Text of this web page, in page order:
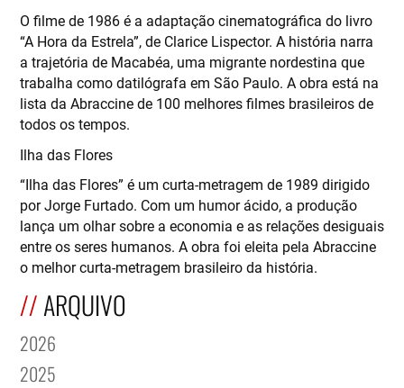
O filme de 1986 é a adaptação cinematográfica do livro
“A Hora da Estrela”, de Clarice Lispector. A história narra
a trajetória de Macabéa, uma migrante nordestina que
trabalha como datilógrafa em São Paulo. A obra está na
lista da Abraccine de 100 melhores filmes brasileiros de
todos os tempos.
Ilha das Flores
“Ilha das Flores” é um curta-metragem de 1989 dirigido
por Jorge Furtado. Com um humor ácido, a produção
lança um olhar sobre a economia e as relações desiguais
entre os seres humanos. A obra foi eleita pela Abraccine
o melhor curta-metragem brasileiro da história.
ARQUIVO
2026
2025